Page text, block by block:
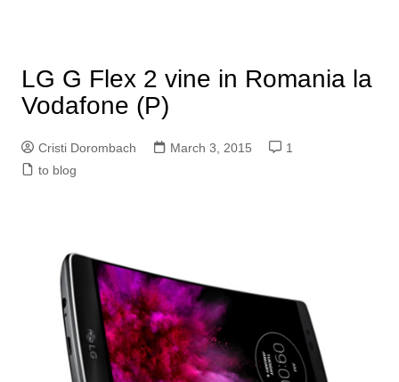
LG G Flex 2 vine in Romania la
Vodafone (P)
Cristi Dorombach March 3, 2015
1
to blog